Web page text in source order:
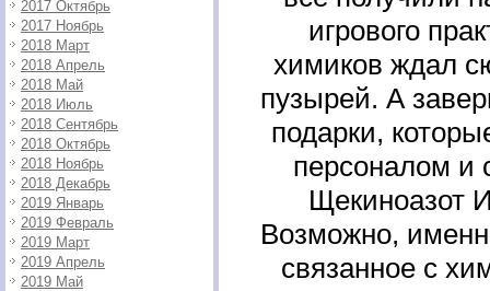
2017 Октябрь
2017 Ноябрь
2018 Март
2018 Апрель
2018 Май
2018 Июль
2018 Сентябрь
2018 Октябрь
2018 Ноябрь
2018 Декабрь
2019 Январь
2019 Февраль
2019 Март
2019 Апрель
2019 Май
игрового
химиков ждал
пузырей. А
подарки,
персоналом и
Щекиноазот
Возможно,
связанное с